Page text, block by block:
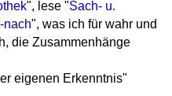
", lese "Sach- u.
nach", was ich für wahr und
die Zusammenhänge
eigenen Erkenntnis"